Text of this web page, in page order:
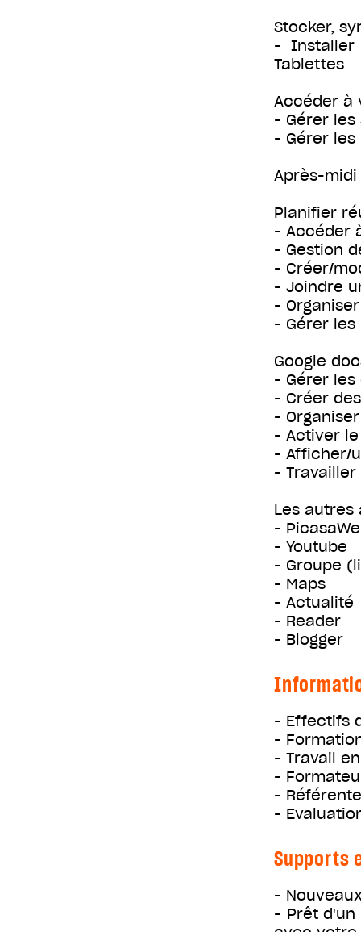
Stocker,
- Installer
Tablettes
Accéder à
- Gérer
- Gérer
Après-midi
Planifier
- Accéder
- Gestion
- Créer/
- Joindre
-
- Gérer
Google
- Gérer les
- Créer
-
- Activer
- Afficher/
-
Les
-
- Youtube
- Groupe
- Maps
- Actualité
- Reader
- Blogger
- Effectifs
-
- Travail
-
-
-
Supports
-
- Prêt d'un